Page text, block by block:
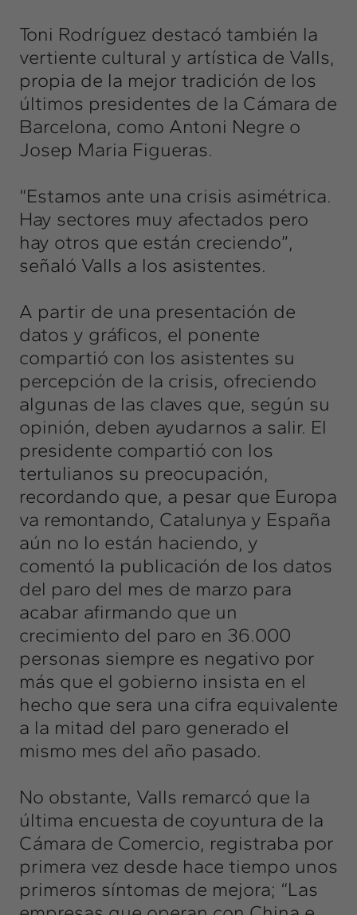
Toni Rodríguez destacó también la
vertiente cultural y artística de Valls,
propia de la mejor tradición de los
últimos presidentes de la Cámara de
Barcelona, como Antoni Negre o
Josep Maria Figueras.
“Estamos ante una crisis asimétrica.
Hay sectores muy afectados pero
hay otros que están creciendo”,
señaló Valls a los asistentes.
A partir de una presentación de
datos y gráficos, el ponente
compartió con los asistentes su
percepción de la crisis, ofreciendo
algunas de las claves que, según su
opinión, deben ayudarnos a salir. El
presidente compartió con los
tertulianos su preocupación,
recordando que, a pesar que Europa
va remontando, Catalunya y España
aún no lo están haciendo, y
comentó la publicación de los datos
del paro del mes de marzo para
acabar afirmando que un
crecimiento del paro en 36.000
personas siempre es negativo por
más que el gobierno insista en el
hecho que sera una cifra equivalente
a la mitad del paro generado el
mismo mes del año pasado.
No obstante, Valls remarcó que la
última encuesta de coyuntura de la
Cámara de Comercio, registraba por
primera vez desde hace tiempo unos
primeros síntomas de mejora; “Las